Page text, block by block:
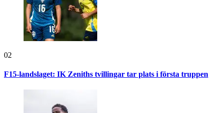
02
F15-landslaget: IK Zeniths tvillingar tar plats i första truppen